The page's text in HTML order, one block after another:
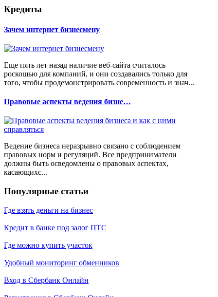
Кредиты
Зачем интернет бизнесмену
Еще пять лет назад наличие веб-сайта считалось
роскошью для компаний, и они создавались только для
того, чтобы продемонстрировать современность и знач...
Правовые аспекты ведения бизне…
Ведение бизнеса неразрывно связано с соблюдением
правовых норм и регуляций. Все предприниматели
должны быть осведомлены о правовых аспектах,
касающихс...
Популярные статьи
Где взять деньги на бизнес
Кредит в банке под залог ПТС
Где можно купить участок
Удобный мониторинг обменников
Вход в Сбербанк Онлайн